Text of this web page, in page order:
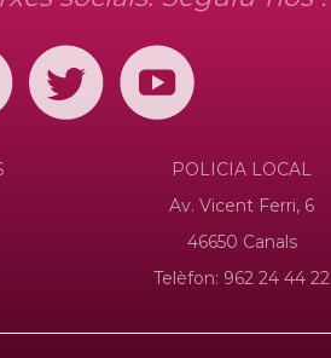
POLICIA LOCAL
Av. Vicent Ferri, 6
46650 Canals
Telèfon: 962 24 44 22